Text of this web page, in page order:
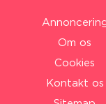
Om os
Cookies
Kontakt os